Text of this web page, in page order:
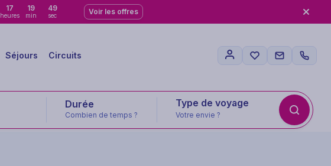
17
heures
19
min
48
sec Voir les offres
Séjours Circuits
Combien de temps ?
Type de voyage
Votre envie ?